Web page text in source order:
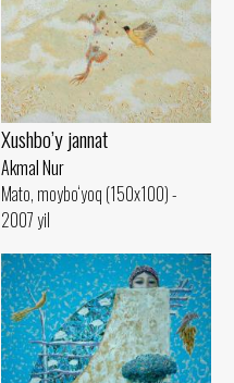
Xushbo’y jannat
Akmal Nur
Mato, moybo‘yoq (150x100) -
2007 yil